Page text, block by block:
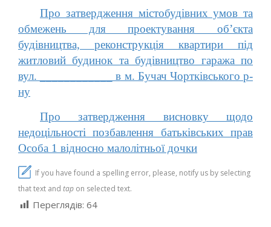
Про затвердження містобудівних умов та
обмежень для проектування об’єкта
будівництва, реконструкція квартири під
житловий будинок та будівництво гаража по
вул. ____________ в м. Бучач Чортківського р-
ну
Про затвердження висновку щодо
недоцільності позбавлення батьківських прав
Особа 1 відносно малолітньої дочки
If you have found a spelling error, please, notify us by selecting
that text and tap on selected text.
Переглядів: 64